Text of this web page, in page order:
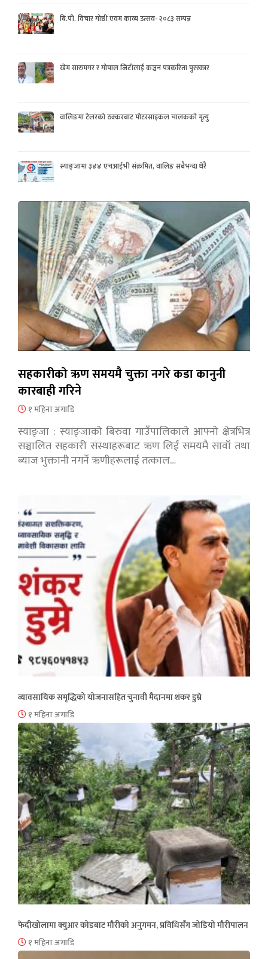
बि.पी. विचार गोष्ठी एवम काव्य उत्सव- २०८३ सम्पन्न
खेम सारुमगर र गोपाल जिटीलाई कञ्चन पत्रकरिता पुरस्कार
वालिङमा टेलरको ठक्करबाट मोटरसाइकल चालकको मृत्यु
स्याङ्जामा ३४४ एचआईभी संक्रमित, वालिङ सबैभन्दा धेरै
सहकारीको ऋण समयमै चुक्ता नगरे कडा कानुनी
कारबाही गरिने
१ महिना अगाडि
स्याङ्जा : स्याङ्जाको बिरुवा गाउँपालिकाले आफ्नो क्षेत्रभित्र
सञ्चालित सहकारी संस्थाहरूबाट ऋण लिई समयमै सावाँ तथा
ब्याज भुक्तानी नगर्ने ऋणीहरूलाई तत्काल…
व्यावसायिक समृद्धिको योजनासहित चुनावी मैदानमा शंकर डुम्रे
१ महिना अगाडि
फेदीखोलामा क्युआर कोडबाट मौरीको अनुगमन, प्रविधिसँग जोडियो मौरीपालन
१ महिना अगाडि